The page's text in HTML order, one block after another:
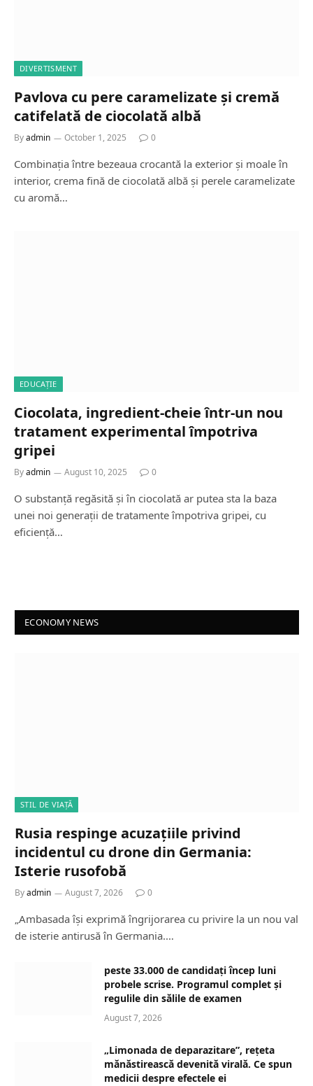
DIVERTISMENT
Pavlova cu pere caramelizate și cremă
catifelată de ciocolată albă
Byadmin October 1, 2025 0
Combinația între bezeaua crocantă la exterior și moale în
interior, crema fină de ciocolată albă și perele caramelizate
cu aromă…
EDUCAȚIE
Ciocolata, ingredient-cheie într-un nou
tratament experimental împotriva
gripei
Byadmin August 10, 2025 0
O substanță regăsită și în ciocolată ar putea sta la baza
unei noi generații de tratamente împotriva gripei, cu
eficiență…
ECONOMY NEWS
STIL DE VIAȚĂ
Rusia respinge acuzațiile privind
incidentul cu drone din Germania:
Isterie rusofobă
Byadmin August 7, 2026 0
„Ambasada își exprimă îngrijorarea cu privire la un nou val
de isterie antirusă în Germania.…
peste 33.000 de candidați încep luni
probele scrise. Programul complet și
regulile din sălile de examen
August 7, 2026
„Limonada de deparazitare”, rețeta
mănăstirească devenită virală. Ce spun
medicii despre efectele ei